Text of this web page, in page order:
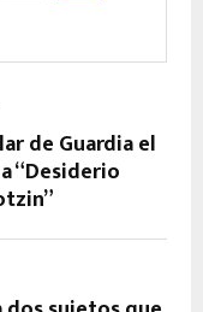
de Guardia el
“Desiderio